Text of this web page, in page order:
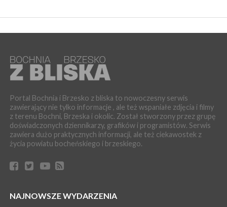
BOCHNIA. Dziś w muzeum kolejne spotkanie w ramach
LIPNICA MUROWANA. Oddaj krew, pomóż potrzebującym!
KULTURA
Kopalni Soli Bochnia
WYDARZENIA
06 sierpnia 2026
BRZESKO. Lepsze warunki dla strażaków z OSP Okocim!
06 sierpnia 2026
BORZĘCIN. Już w najbliższy weekend XIX Borzęckie Święto
PIELGRZYMKA 2026
Portal Bochnia i Brzesko z bliska to nowoczesny serwis
zawierający nie tylko informacje , ale też wspaniałe zdjęcia i filmy
z terenu Bochni, Brzeska i okolic. Został stworzony przez grupę
doświadczonych dziennikarzy, grafików i programistów. Serwis
zawiera dużo praktycznych informacji, ale też ciekawostek z
życia powiatu bocheńskiego i brzeskiego.
NAJNOWSZE WYDARZENIA